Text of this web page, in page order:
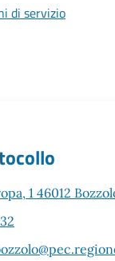
di servizio
1 46012